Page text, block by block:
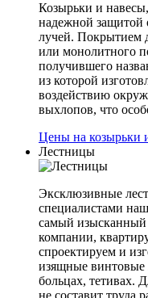
Козырьки и
надежной защитой
лучей. Покрытием
или монолитного
получившего
из которой
воздействию
выхлопов, что
Цены на козырьки
Лестницы
Эксклюзивные
специалистами
самый изысканный
компании,
спроектируем и
изящные
больцах, тетивах.
не составит труда